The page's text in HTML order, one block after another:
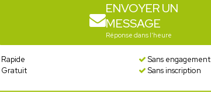
ENVOYER UN
MESSAGE
Réponse dans l'heure
Rapide
Sans engagement
Gratuit
Sans inscription